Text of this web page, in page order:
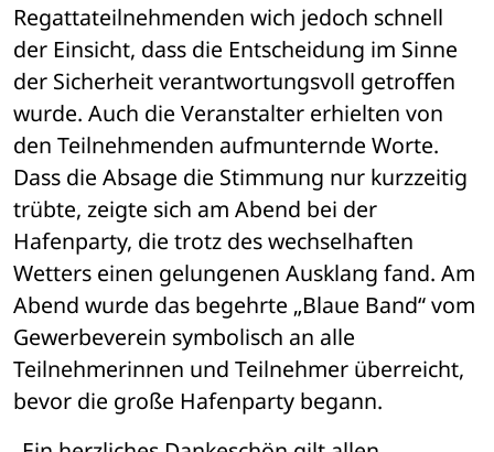
Regattateilnehmenden wich jedoch schnell
der Einsicht, dass die Entscheidung im Sinne
der Sicherheit verantwortungsvoll getroffen
wurde. Auch die Veranstalter erhielten von
den Teilnehmenden aufmunternde Worte.
Dass die Absage die Stimmung nur kurzzeitig
trübte, zeigte sich am Abend bei der
Hafenparty, die trotz des wechselhaften
Wetters einen gelungenen Ausklang fand. Am
Abend wurde das begehrte „Blaue Band“ vom
Gewerbeverein symbolisch an alle
Teilnehmerinnen und Teilnehmer überreicht,
bevor die große Hafenparty begann.